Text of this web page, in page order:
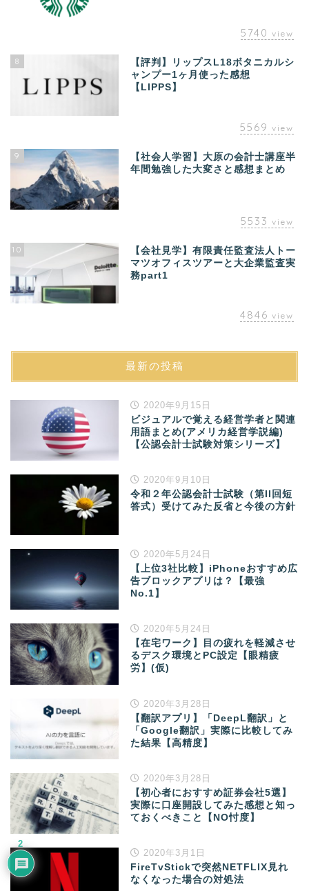
5740 view
8
【評判】リップスL18ボタニカルシ
ャンプー1ヶ月使った感想
【LIPPS】
5569 view
9
【社会人学習】大原の会計士講座半
年間勉強した大変さと感想まとめ
5533 view
10
【会社見学】有限責任監査法人トー
マツオフィスツアーと大企業監査実
務part1
4846 view
最新の投稿
2020年9月15日
ビジュアルで覚える経営学者と関連
用語まとめ(アメリカ経営学説編)
【公認会計士試験対策シリーズ】
2020年9月10日
令和２年公認会計士試験（第II回短
答式）受けてみた反省と今後の方針
2020年5月24日
【上位3社比較】iPhoneおすすめ広
告ブロックアプリは？【最強
No.1】
2020年5月24日
【在宅ワーク】目の疲れを軽減させ
るデスク環境とPC設定【眼精疲
労】(仮)
2020年3月28日
【翻訳アプリ】「DeepL翻訳」と
「Google翻訳」実際に比較してみ
た結果【高精度】
2020年3月28日
【初心者におすすめ証券会社5選】
実際に口座開設してみた感想と知っ
ておくべきこと【NO忖度】
2020年3月1日
FireTvStickで突然NETFLIX見れ
なくなった場合の対処法
2